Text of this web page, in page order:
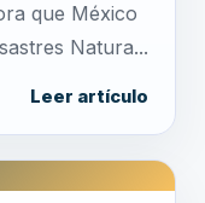
que México
Natura...
Leer artículo